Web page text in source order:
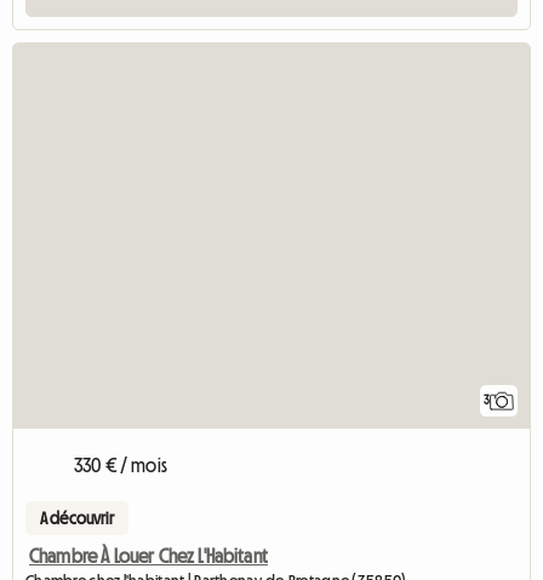
3
330 € / mois
A découvrir
Chambre À Louer Chez L'Habitant